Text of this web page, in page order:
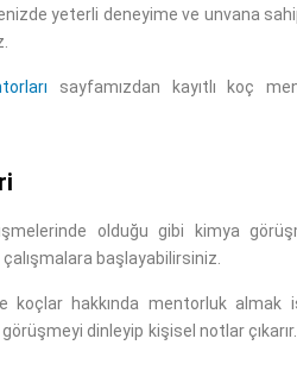
yeterli deneyime ve unvana
sayfamızdan kayıtlı koç
olduğu gibi kimya
çalışmalara başlayabilirsiniz.
koçlar hakkında mentorluk almak
dinleyip kişisel notlar